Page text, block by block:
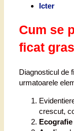
Icter
Cum se
ficat
Diagnosticul de
urmatoarele
crescut,
Ecografie